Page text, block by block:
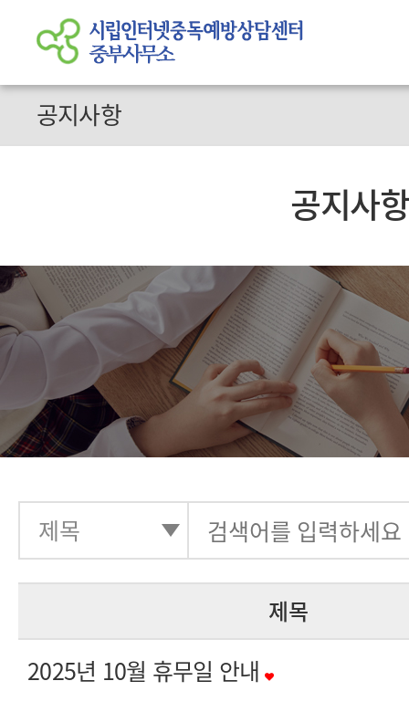
공지사항
공지사
제목
2025년 10월 휴무일 안내